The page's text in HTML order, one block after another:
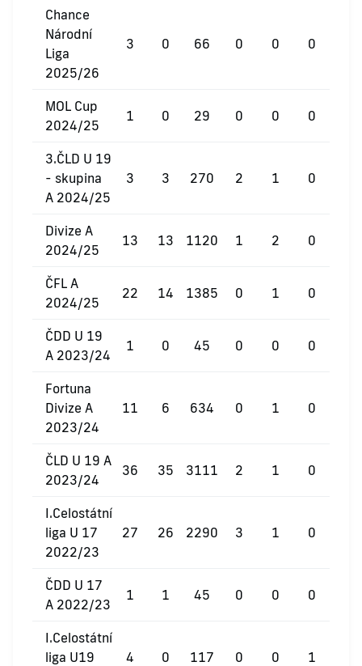
Chance
Národní
Liga
2025/26
3 0 66 0 0 0
MOL Cup
2024/25
1 0 29 0 0 0
3.ČLD U 19
- skupina
A 2024/25
3 3 270 2 1 0
Divize A
2024/25
13 13 1120 1 2 0
ČFL A
2024/25
22 14 1385 0 1 0
ČDD U 19
A 2023/24
1 0 45 0 0 0
Fortuna
Divize A
2023/24
11 6 634 0 1 0
ČLD U 19 A
2023/24
36 35 3111 2 1 0
I.Celostátní
liga U 17
2022/23
27 26 2290 3 1 0
ČDD U 17
A 2022/23
1 1 45 0 0 0
I.Celostátní
liga U19
4 0 117 0 0 1